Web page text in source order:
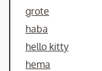
grote
haba
hello kitty
hema